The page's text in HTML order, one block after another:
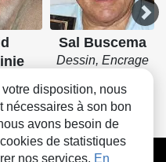
Sal Buscema
Dessin, Encrage
Cookies
disposition, nous
nécessaires à son bon
avons besoin de
de statistiques
nos services. En